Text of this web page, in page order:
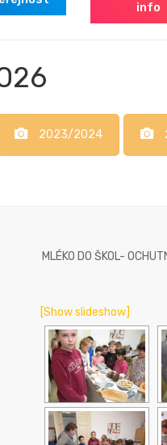
info
2023/2024
MLÉKO DO ŠKOL-
[Show slideshow]